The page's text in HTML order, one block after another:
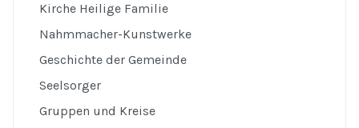
Kirche Heilige Familie
Nahmmacher-Kunstwerke
Geschichte der Gemeinde
Seelsorger
Gruppen und Kreise